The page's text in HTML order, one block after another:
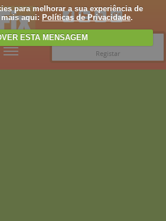
para melhorar a sua experiência de
aqui: Políticas de Privacidade.
ESTA MENSAGEM
Registar